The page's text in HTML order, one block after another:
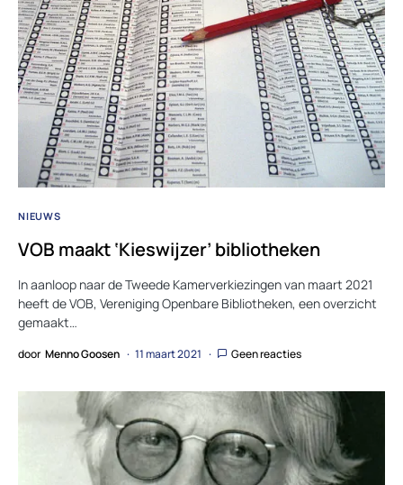
NIEUWS
VOB maakt ‘Kieswijzer’ bibliotheken
In aanloop naar de Tweede Kamerverkiezingen van maart 2021
heeft de VOB, Vereniging Openbare Bibliotheken, een overzicht
gemaakt…
door Menno Goosen 11 maart 2021 Geen reacties